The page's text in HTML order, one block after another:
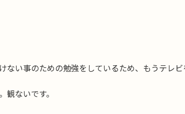
い事のための勉強をしているため、もうテレビ
ないです。